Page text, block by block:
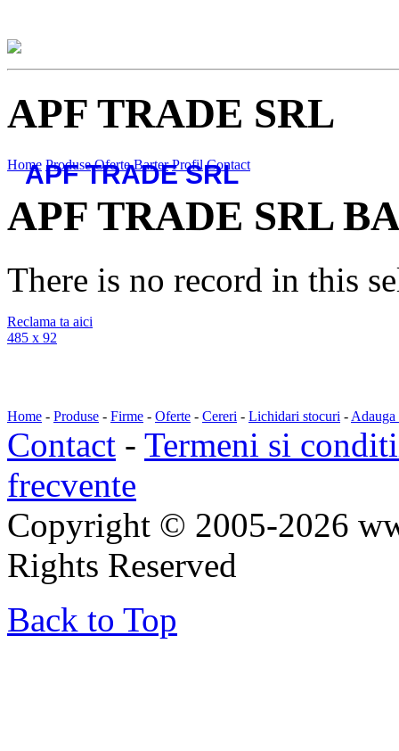
APF TRADE SRL
APF TRADE SRL
Home Produse Oferte Barter Profil Contact
APF TRADE SRL
There is no record in this
Reclama ta aici
485 x 92
Home - Produse - Firme - Oferte - Cereri - Lichidari stocuri - Adauga
Contact - Termeni si
frecvente
Copyright © 2005-2026
Rights Reserved
Back to Top